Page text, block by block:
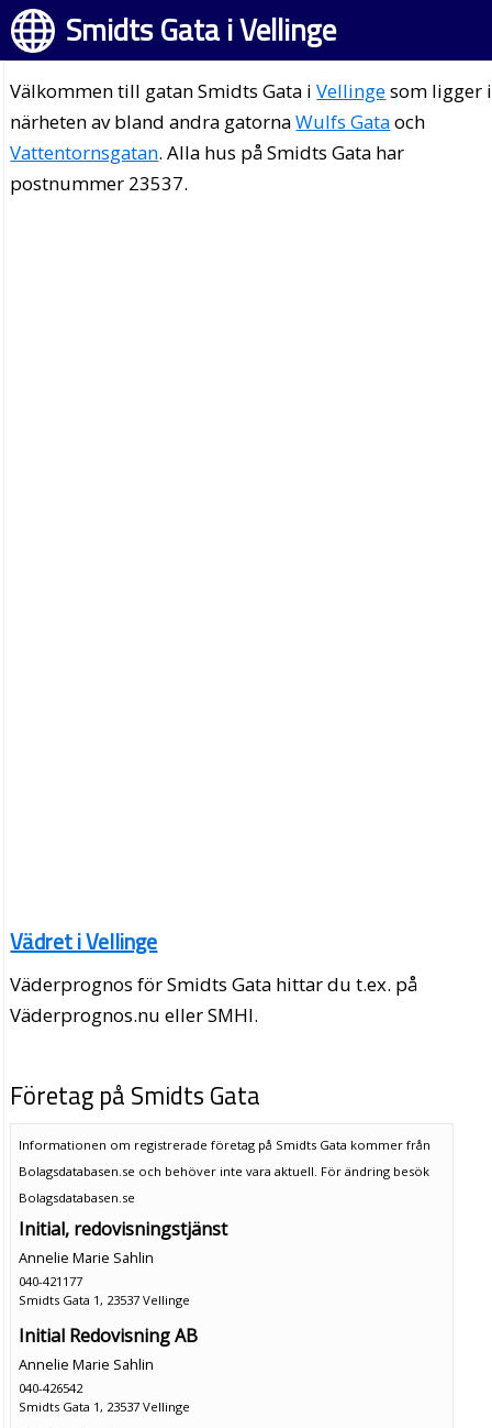
Smidts Gata i Vellinge
Välkommen till gatan Smidts Gata iVellingesom ligger i
närheten av bland andra gatornaWulfs Gataoch
Vattentornsgatan. Alla hus på Smidts Gata har
postnummer 23537.
Vädret i Vellinge
Väderprognos för Smidts Gata hittar du t.ex. på
Väderprognos.nu eller SMHI.
Företag på Smidts Gata
Informationen om registrerade företag på Smidts Gata kommer från
Bolagsdatabasen.se och behöver inte vara aktuell. För ändring besök
Bolagsdatabasen.se
Initial, redovisningstjänst
Annelie Marie Sahlin
040-421177
Smidts Gata 1, 23537 Vellinge
Initial Redovisning AB
Annelie Marie Sahlin
040-426542
Smidts Gata 1, 23537 Vellinge